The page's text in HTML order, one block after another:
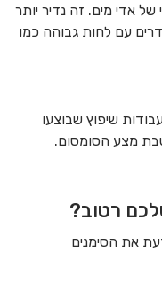
של אדי מים. זה נדיר יותר
עם לחות גבוהה כמו
שיפוץ שבוצעו
מצע הסומסום.
רטוב?
את הסימנים